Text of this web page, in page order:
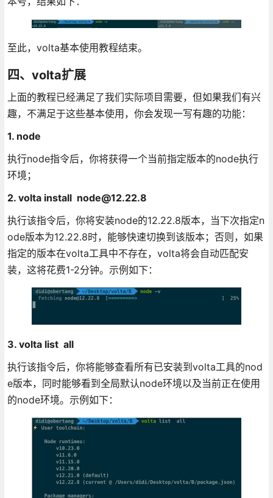
至此，volta基本使用教程结束。
四、volta扩展
上面的教程已经满足了我们实际项目需要，但如果我们有兴
趣，不满足于这些基本使用，你会发现一写有趣的功能：
1. node
执行node指令后，你将获得一个当前指定版本的node执行
环境；
2. volta install node@12.22.8
执行该指令后，你将安装node的12.22.8版本，当下次指定n
ode版本为12.22.8时，能够快速切换到该版本；否则，如果
指定的版本在volta工具中不存在，volta将会自动匹配安
装，这将花费1-2分钟。示例如下：
3. volta list all
执行该指令后，你将能够查看所有已安装到volta工具的nod
e版本，同时能够看到全局默认node环境以及当前正在使用
的node环境。示例如下：